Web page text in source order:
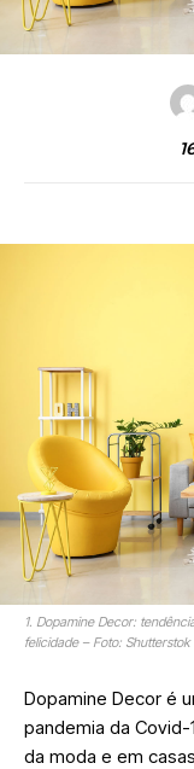
1. Dopamine Decor:
felicidade – Foto: Shutterstok
Dopamine Decor é
pandemia da
da moda e em